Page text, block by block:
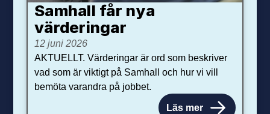
Samhall får nya
värdering­ar
12 juni 2026
AKTUELLT. Värderingar är ord som beskriver
vad som är viktigt på Samhall och hur vi vill
bemöta varandra på jobbet.
Läs mer